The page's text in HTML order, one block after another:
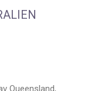
Queensland,